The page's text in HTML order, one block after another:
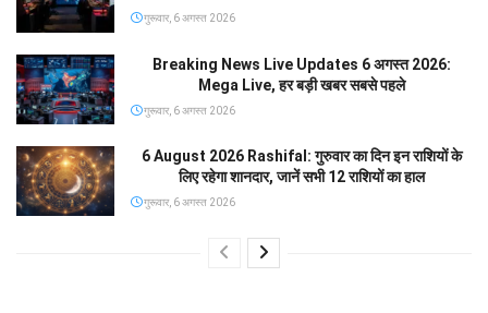
गुरूवार, 6 अगस्त 2026
Breaking News Live Updates 6 अगस्त 2026:
Mega Live, हर बड़ी खबर सबसे पहले
गुरूवार, 6 अगस्त 2026
6 August 2026 Rashifal: गुरुवार का दिन इन राशियों के
लिए रहेगा शानदार, जानें सभी 12 राशियों का हाल
गुरूवार, 6 अगस्त 2026